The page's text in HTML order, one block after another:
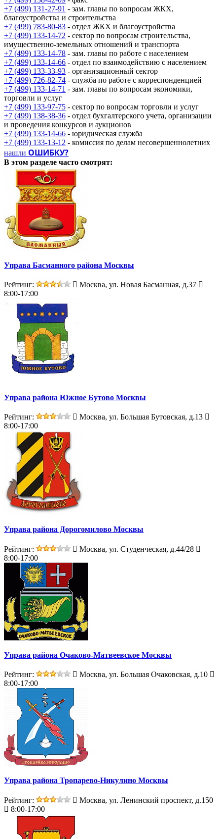
+7 (499) 131-27-91 - зам. главы по вопросам ЖКХ,
благоустройства и строительства
+7 (499) 783-80-83 - отдел ЖКХ и благоустройства
+7 (499) 133-14-72 - сектор по вопросам строительства,
имущественно-земельных отношений и транспорта
+7 (499) 133-14-78 - зам. главы по работе с населением
+7 (499) 133-14-66 - отдел по взаимодействию с населением
+7 (499) 133-33-93 - организационный сектор
+7 (499) 726-82-74 - служба по работе с корреспонденцией
+7 (499) 133-14-71 - зам. главы по вопросам экономики,
торговли и услуг
+7 (499) 133-97-75 - сектор по вопросам торговли и услуг
+7 (499) 138-38-36 - отдел бухгалтерского учета, организации
и проведения конкурсов и аукционов
+7 (499) 133-14-66 - юридическая служба
+7 (499) 133-13-12 - комиссия по делам несовершеннолетних
нашли ОШИБКУ?
В этом разделе часто смотрят:
Управа Басманного района Москвы
Рейтинг:
Москва, ул. Новая Басманная, д.37
8:00-17:00
Управа района Южное Бутово Москвы
Рейтинг:
Москва, ул. Большая Бутовская, д.13
8:00-17:00
Управа района Дорогомилово Москвы
Рейтинг:
Москва, ул. Студенческая, д.44/28
8:00-17:00
Управа района Очаково-Матвеевское Москвы
Рейтинг:
Москва, ул. Большая Очаковская, д.10
8:00-17:00
Управа района Тропарево-Никулино Москвы
Рейтинг:
Москва, ул. Ленинский проспект, д.150
8:00-17:00